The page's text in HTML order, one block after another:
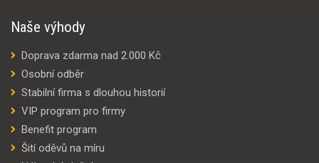
Naše výhody
Doprava zdarma nad 2.000 Kč
Osobní odběr
Stabilní firma s dlouhou historií
VIP program pro firmy
Benefit program
Šití oděvů na míru